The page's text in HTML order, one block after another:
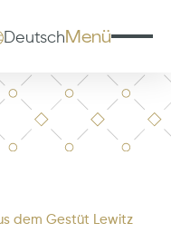
DeutschMenü
dem Gestüt Lewitz